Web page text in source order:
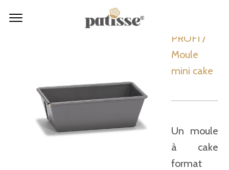
PROFI /
Moule
mini cake
Un moule
à cake
format